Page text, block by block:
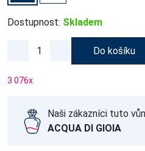
Dostupnost: Skladem
Do košíku
3 076x
Naši zákazníci tuto
ACQUA DI GIOIA